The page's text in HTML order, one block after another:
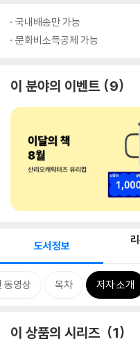
국내배송만 가능
문화비소득공제 가능
이 분야의 이벤트 9
도서정보
동영상 목차 저자 소개
이 상품의 시리즈 1